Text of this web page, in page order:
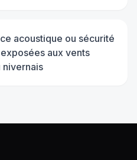
acoustique ou sécurité
aux vents
nivernais